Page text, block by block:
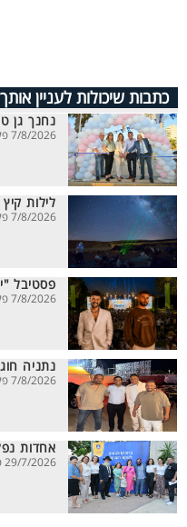
כתבות שיכולות לעניין
נחנך גן
7/8/2026 פלאשנט רכילות
לילות
7/8/2026 פלאשנט רכילות
פסטיבל
7/8/2026 פלאשנט רכילות
נתניה
7/8/2026 פלאשנט רכילות
אחדות
29/7/2026 פלאשנט רכילות